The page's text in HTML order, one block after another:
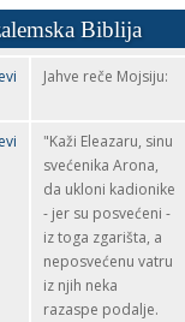
Biblija
Jahve reče Mojsiju:
"Kaži Eleazaru, sinu
svećenika Arona,
da ukloni kadionike
- jer su posvećeni -
iz toga zgarišta, a
neposvećenu vatru
iz njih neka
razaspe podalje.